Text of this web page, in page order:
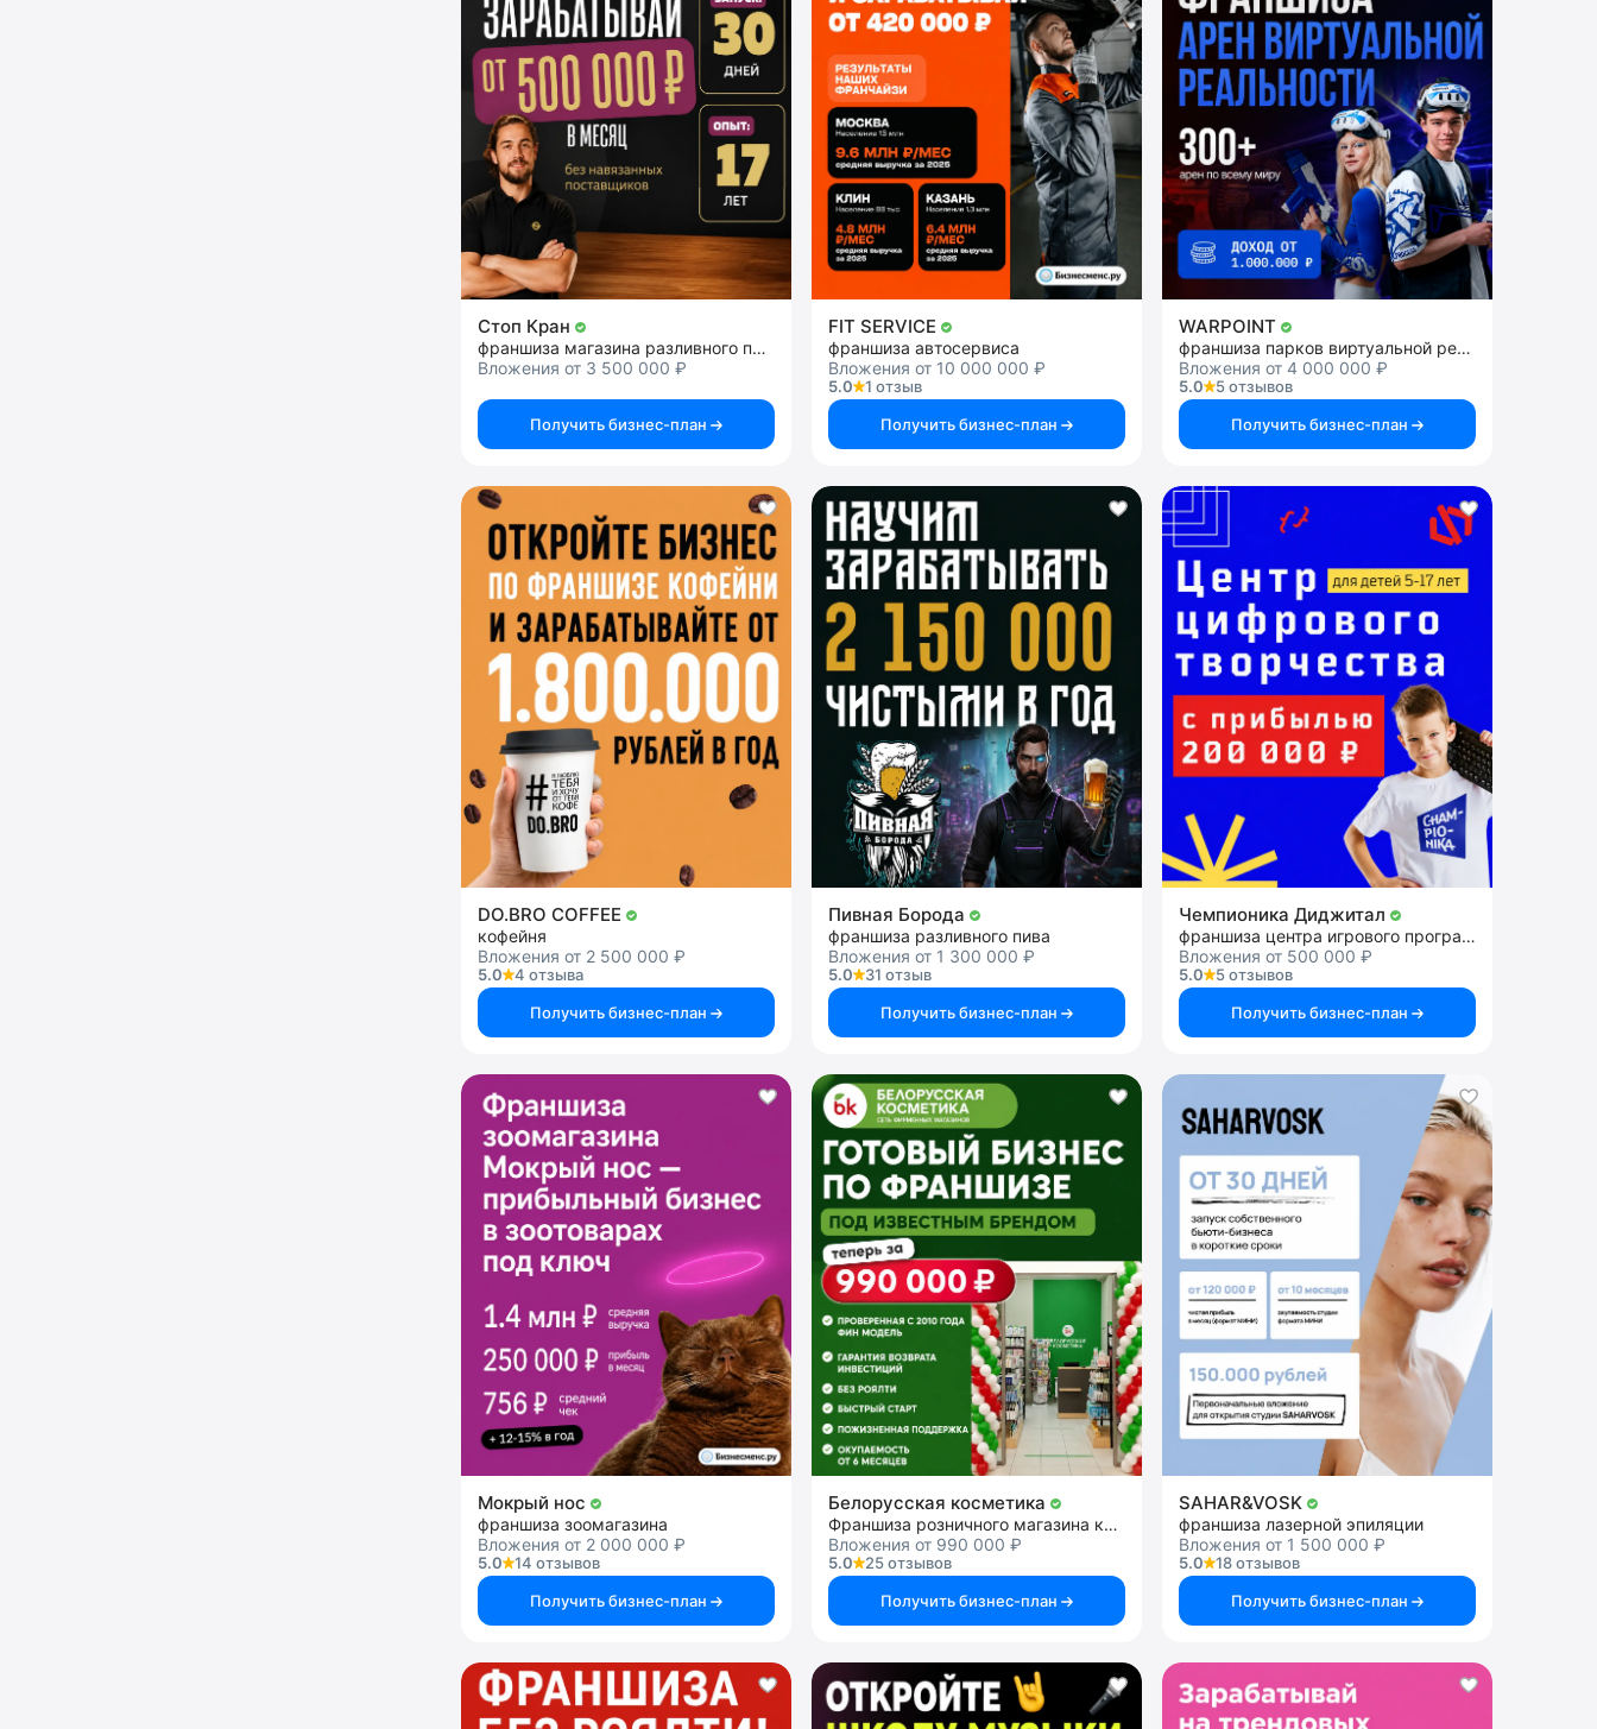
Стоп Кран
франшиза магазина разливного пива
Вложения от 3 500 000 ₽
Получить бизнес-план
FIT SERVICE
франшиза автосервиса
Вложения от 10 000 000 ₽
5.0
1 отзыв
Получить бизнес-план
WARPOINT
франшиза парков виртуальной реальности
Вложения от 4 000 000 ₽
5.0
5 отзывов
Получить бизнес-план
DO.BRO COFFEE
кофейня
Вложения от 2 500 000 ₽
5.0
4 отзыва
Получить бизнес-план
Пивная Борода
франшиза разливного пива
Вложения от 1 300 000 ₽
5.0
31 отзыв
Получить бизнес-план
Чемпионика Диджитал
франшиза центра игрового программирования
Вложения от 500 000 ₽
5.0
5 отзывов
Получить бизнес-план
Мокрый нос
франшиза зоомагазина
Вложения от 2 000 000 ₽
5.0
14 отзывов
Получить бизнес-план
Белорусская косметика
Франшиза розничного магазина косметики
Вложения от 990 000 ₽
5.0
25 отзывов
Получить бизнес-план
SAHAR&VOSK
франшиза лазерной эпиляции
Вложения от 1 500 000 ₽
5.0
18 отзывов
Получить бизнес-план